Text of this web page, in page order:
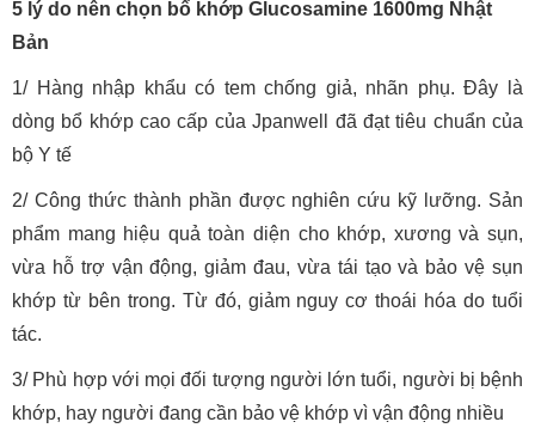
5 lý do nên chọn bổ khớp Glucosamine 1600mg Nhật
Bản
1/ Hàng nhập khẩu có tem chống giả, nhãn phụ. Đây là
dòng bổ khớp cao cấp của Jpanwell đã đạt tiêu chuẩn của
bộ Y tế
2/ Công thức thành phần được nghiên cứu kỹ lưỡng. Sản
phẩm mang hiệu quả toàn diện cho khớp, xương và sụn,
vừa hỗ trợ vận động, giảm đau, vừa tái tạo và bảo vệ sụn
khớp từ bên trong. Từ đó, giảm nguy cơ thoái hóa do tuổi
tác.
3/ Phù hợp với mọi đối tượng người lớn tuổi, người bị bệnh
khớp, hay người đang cần bảo vệ khớp vì vận động nhiều